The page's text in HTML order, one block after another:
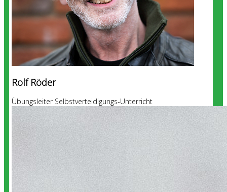
Rolf Röder
Übungsleiter Selbstverteidigungs-Unterricht